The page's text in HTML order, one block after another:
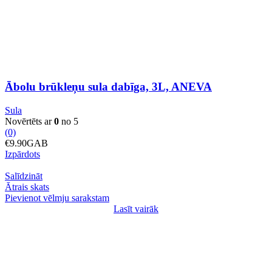
Ābolu brūkleņu sula dabīga, 3L, ANEVA
Sula
Novērtēts ar0 no 5
(0)
€9.90GAB
Izpārdots
Salīdzināt
Ātrais skats
Pievienot vēlmju sarakstam
Lasīt vairāk